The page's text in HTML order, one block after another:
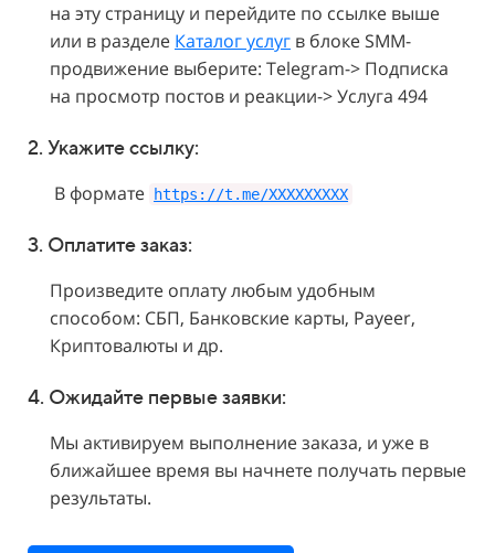
на эту страницу и перейдите по ссылке выше
или в разделе Каталог услуг в блоке SMM-
продвижение выберите: Telegram-> Подписка
на просмотр постов и реакции-> Услуга 494
2. Укажитессылку:
В формате https://t.me/XXXXXXXXX
3. Оплатите заказ:
Произведите оплату любым удобным
способом: СБП, Банковские карты, Payeer,
Криптовалюты и др.
4. Ожидайте первые заявки:
Мы активируем выполнение заказа, и уже в
ближайшее время вы начнете получать первые
результаты.